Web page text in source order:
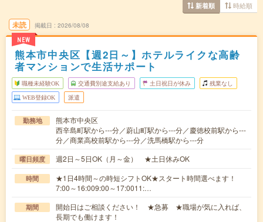
新着順 時給順
未読
NEW
掲載日 2026/08/08
熊本市中央区【週2日～】ホテルライクな高齢
者マンションで生活サポート
職種未経験OK 交通費別途支給あり 土日祝日が休み 残業なし
WEB登録OK 派遣
勤務地
熊本市中央区
西辛島町駅から---分／蔚山町駅から---分／慶徳校前駅から---
分／商業高校前駅から---分／洗馬橋駅から---分
曜日頻度 週2日～5日OK（月～金） ★土日休みOK
時間
★1日4時間～の時短シフトOK★スタート時間選べます！
7:00～16:009:00～17:0011:…
期間
開始日はご相談ください！ ★急募 ★職場が気に入れば、
長期でも働けます！